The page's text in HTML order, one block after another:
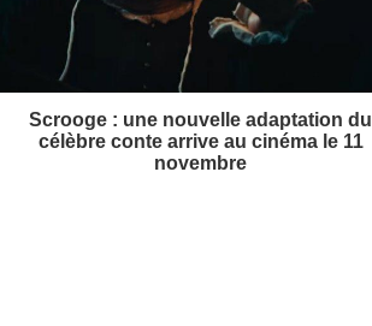
Scrooge : une nouvelle adaptation du
célèbre conte arrive au cinéma le 11
novembre